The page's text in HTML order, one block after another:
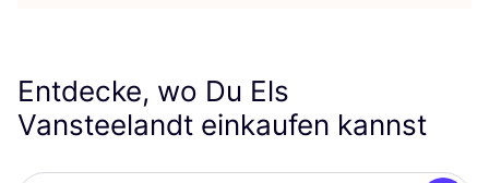
Entdecke, wo Du Els
Vansteelandt einkaufen kannst